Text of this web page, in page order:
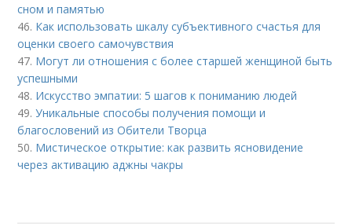
сном и памятью
46. Как использовать шкалу субъективного счастья для
оценки своего самочувствия
47. Могут ли отношения с более старшей женщиной быть
успешными
48. Искусство эмпатии: 5 шагов к пониманию людей
49.Уникальные способы получения помощи и
благословений из Обители Творца
50. Мистическое открытие: как развить ясновидение
через активацию аджны чакры